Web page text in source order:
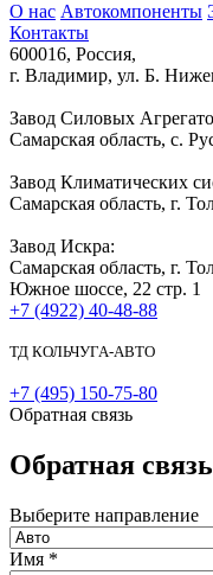
О нас Автокомпоненты
Контакты
600016, Россия,
г. Владимир, ул. Б.
Завод Силовых
Самарская область, с.
Завод Климатических
Самарская область, г.
Завод Искра:
Самарская область, г.
Южное шоссе, 22 стр. 1
+7 (4922) 40-48-88
ТД КОЛЬЧУГА-АВТО
+7 (495) 150-75-80
Обратная связь
Обратная связь
Выберите направление
Имя *